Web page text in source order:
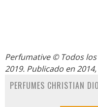
Perfumative© Todos los
2019. Publicado en
PERFUMES CHRISTIAN